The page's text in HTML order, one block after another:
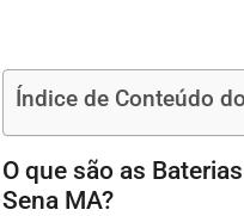
Índice de Conteúdo
O que são as
Sena MA?